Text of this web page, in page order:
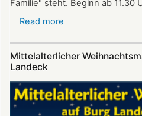
Familie" steht. Beginn ab 11.30
Read more
Burg
Mittelalterlicher
Landeck